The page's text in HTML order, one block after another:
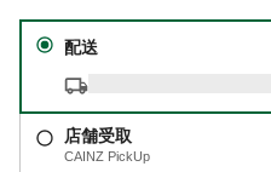
配送
店舗受取
CAINZ PickUp